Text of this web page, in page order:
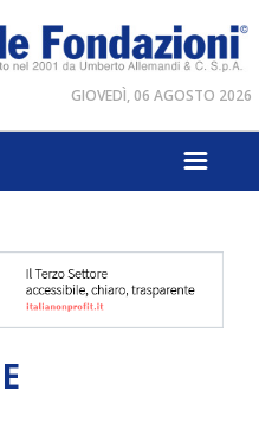
GIOVEDÌ, 06 AGOSTO 2026